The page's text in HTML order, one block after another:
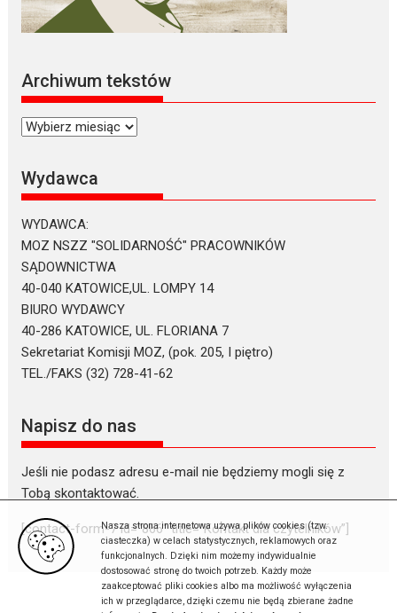
Nasza strona internetowa używa plików cookies (tzw.
ciasteczka) w celach statystycznych, reklamowych oraz
funkcjonalnych. Dzięki nim możemy indywidualnie
dostosować stronę do twoich potrzeb. Każdy może
zaakceptować pliki cookies albo ma możliwość wyłączenia
ich w przeglądarce, dzięki czemu nie będą zbierane żadne
Archiwum tekstów
Archiwum
Wydawca
WYDAWCA:
MOZ NSZZ "SOLIDARNOŚĆ" PRACOWNIKÓW
SĄDOWNICTWA
40-040 KATOWICE,UL. LOMPY 14
BIURO WYDAWCY
40-286 KATOWICE, UL. FLORIANA 7
Sekretariat Komisji MOZ, (pok. 205, I piętro)
TEL./FAKS (32) 728-41-62
Napisz do nas
Jeśli nie podasz adresu e-mail nie będziemy mogli się z
Tobą skontaktować.
[contact-form-7 id=”866″ title=”Kontakt dla czytelników”]